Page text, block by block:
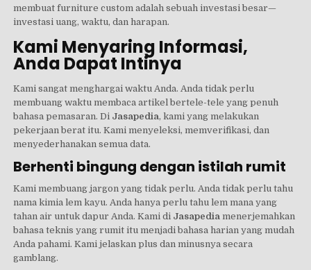
membuat furniture custom adalah sebuah investasi besar—
investasi uang, waktu, dan harapan.
Kami Menyaring Informasi,
Anda Dapat Intinya
Kami sangat menghargai waktu Anda. Anda tidak perlu
membuang waktu membaca artikel bertele-tele yang penuh
bahasa pemasaran. Di Jasapedia, kami yang melakukan
pekerjaan berat itu. Kami menyeleksi, memverifikasi, dan
menyederhanakan semua data.
Berhenti bingung dengan istilah rumit
Kami membuang jargon yang tidak perlu. Anda tidak perlu tahu
nama kimia lem kayu. Anda hanya perlu tahu lem mana yang
tahan air untuk dapur Anda. Kami di Jasapedia menerjemahkan
bahasa teknis yang rumit itu menjadi bahasa harian yang mudah
Anda pahami. Kami jelaskan plus dan minusnya secara
gamblang.